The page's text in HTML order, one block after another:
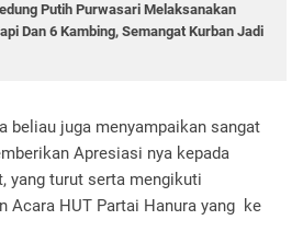
Putih Purwasari Melaksanakan
Dan 6 Kambing, Semangat Kurban Jadi
beliau juga menyampaikan sangat
Apresiasi nya kepada
yang turut serta mengikuti
Acara HUT Partai Hanura yang ke